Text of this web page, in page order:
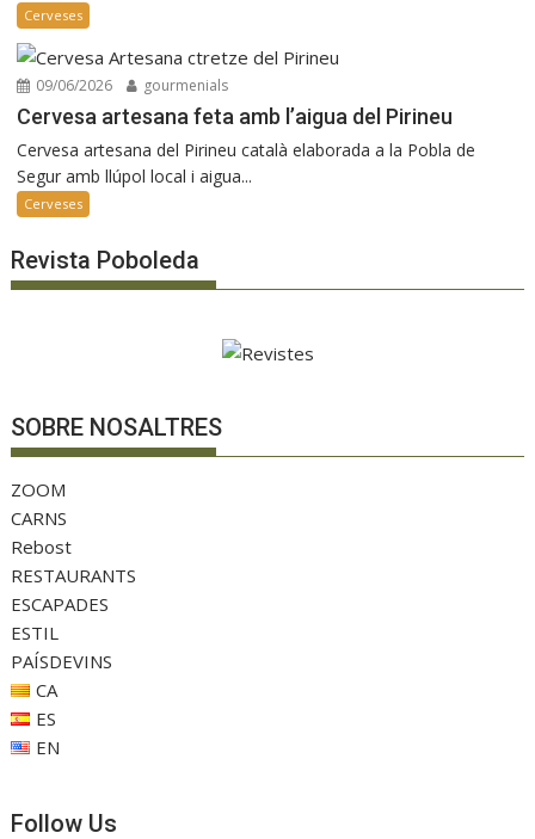
Cerveses
09/06/2026 gourmenials
Cervesa artesana feta amb l’aigua del Pirineu
Cervesa artesana del Pirineu català elaborada a la Pobla de
Segur amb llúpol local i aigua...
Cerveses
Revista Poboleda
SOBRE NOSALTRES
ZOOM
CARNS
Rebost
RESTAURANTS
ESCAPADES
ESTIL
PAÍSDEVINS
CA
ES
EN
Follow Us